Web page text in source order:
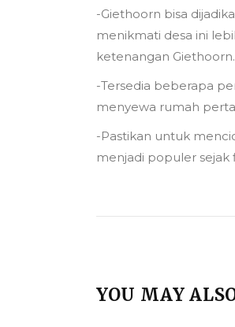
-Giethoorn bisa
menikmati desa ini
ketenangan Giethoorn.
-Tersedia beberapa
menyewa rumah
-Pastikan untuk
menjadi populer sejak
YOU MAY